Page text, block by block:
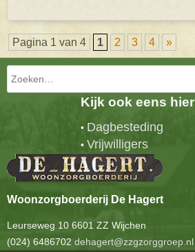
Pagina 1 van 4 1 2 3 4 »
Zoeken
Kijk ook eens hier
• Dagbesteding
• Vrijwilligers
Woonzorgboerderij De Hagert
Leurseweg 10 6601 ZZ Wijchen
(024) 6486702 dehagert@zzgzorggroep.nl